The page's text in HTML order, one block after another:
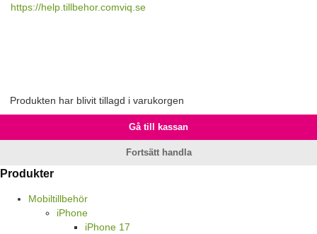
https://help.tillbehor.comviq.se
Produkten har blivit tillagd i varukorgen
Gå till kassan
Fortsätt handla
Produkter
Mobiltillbehör
iPhone
iPhone 17